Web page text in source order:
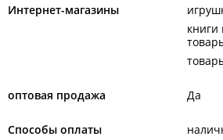
Интернет-магазины
книги
оптовая продажа Да
Способы оплаты